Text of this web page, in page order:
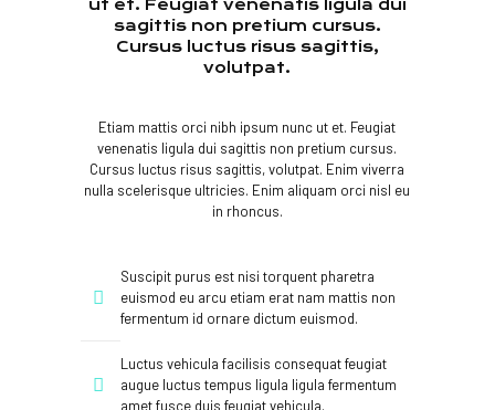
ut et. Feugiat venenatis ligula dui
sagittis non pretium cursus.
Cursus luctus risus sagittis,
volutpat.
Etiam mattis orci nibh ipsum nunc ut et. Feugiat
venenatis ligula dui sagittis non pretium cursus.
Cursus luctus risus sagittis, volutpat. Enim viverra
nulla scelerisque ultricies. Enim aliquam orci nisl eu
in rhoncus.
Suscipit purus est nisi torquent pharetra
euismod eu arcu etiam erat nam mattis non
fermentum id ornare dictum euismod.
Luctus vehicula facilisis consequat feugiat
augue luctus tempus ligula ligula fermentum
amet fusce duis feugiat vehicula.